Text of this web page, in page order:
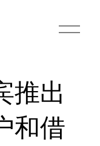
O
推出
和借